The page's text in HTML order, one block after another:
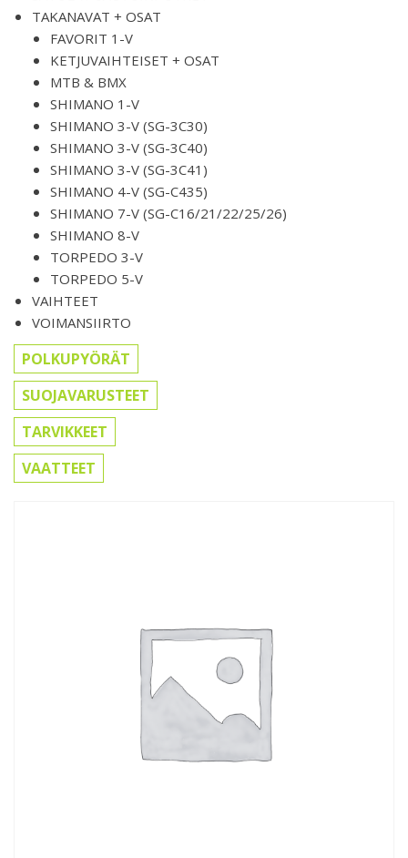
TAKANAVAT + OSAT
FAVORIT 1-V
KETJUVAIHTEISET + OSAT
MTB & BMX
SHIMANO 1-V
SHIMANO 3-V (SG-3C30)
SHIMANO 3-V (SG-3C40)
SHIMANO 3-V (SG-3C41)
SHIMANO 4-V (SG-C435)
SHIMANO 7-V (SG-C16/21/22/25/26)
SHIMANO 8-V
TORPEDO 3-V
TORPEDO 5-V
VAIHTEET
VOIMANSIIRTO
POLKUPYÖRÄT
SUOJAVARUSTEET
TARVIKKEET
VAATTEET